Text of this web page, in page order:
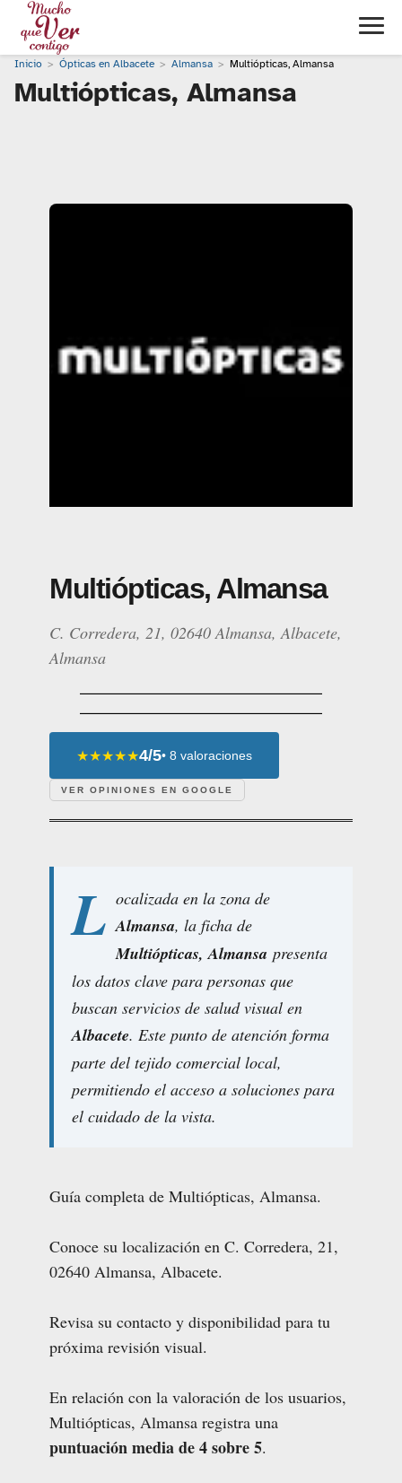
Inicio Ópticas en Albacete Almansa Multiópticas, Almansa
Multiópticas, Almansa
Multiópticas, Almansa
C. Corredera, 21, 02640 Almansa, Albacete,
Almansa
★★★★★4/5• 8 valoraciones
VER OPINIONES EN GOOGLE
L ocalizada en la zona de
Almansa, la ficha de
Multiópticas, Almansa presenta
los datos clave para personas que
buscan servicios de salud visual en
Albacete. Este punto de atención forma
parte del tejido comercial local,
permitiendo el acceso a soluciones para
el cuidado de la vista.
Guía completa de Multiópticas, Almansa.
Conoce su localización en C. Corredera, 21,
02640 Almansa, Albacete.
Revisa su contacto y disponibilidad para tu
próxima revisión visual.
En relación con la valoración de los usuarios,
Multiópticas, Almansa registra una
puntuación media de 4 sobre 5.